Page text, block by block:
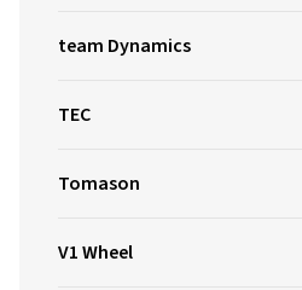
team Dynamics
TEC
Tomason
V1 Wheel